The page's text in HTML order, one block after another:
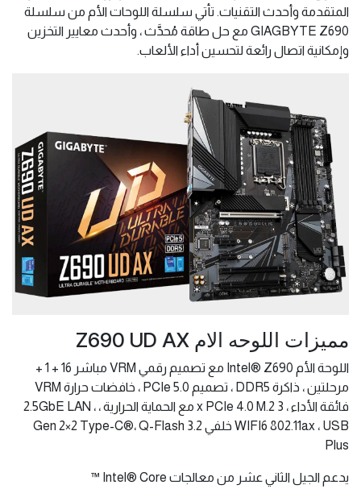
المتقدمة وأحدث التقنيات. تأتي سلسلة اللوحات الأم من سلسلة
GIAGBYTE Z690 مع حل طاقة مُحدَّث ، وأحدث معايير التخزين
وإمكانية اتصال رائعة لتحسين أداء الألعاب.
مميزات اللوحه الام Z690 UD AX
اللوحة الأم Intel® Z690 مع تصميم رقمي VRM مباشر 16 + 1 +
مرحلتين ، ذاكرة DDR5 ، تصميم PCIe 5.0 ، خافضات حرارة VRM
فائقة الأداء ، 3 x PCIe 4.0 M.2 مع الحماية الحرارية ، 2.5GbE LAN ،
WIFI6 802.11ax ، USB خلفي 3.2 Gen 2×2 Type-C®، Q-Flash
Plus
يدعم الجيل الثاني عشر من معالجات Intel® Core ™